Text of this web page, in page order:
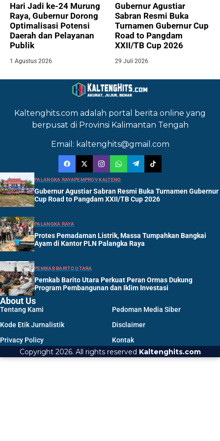
Hari Jadi ke-24 Murung
Raya, Gubernur Dorong
Optimalisasi Potensi
Daerah dan Pelayanan
Publik
1 Agustus 2026
Gubernur Agustiar
Sabran Resmi Buka
Turnamen Gubernur Cup
Road to Pangdam
XXII/TB Cup 2026
29 Juli 2026
Kaltenghits.com adalah portal berita online yang
berpusat di Provinsi Kalimantan Tengah
Email: kaltenghits@gmail.com
PALANGKA RAYAPEMPROV KALTENG
Gubernur Agustiar Sabran Resmi Buka Turnamen Gubernur
Cup Road to Pangdam XXII/TB Cup 2026
PALANGKA RAYA
Protes Pemadaman Listrik, Massa Tumpahkan Bangkai
Ayam di Kantor PLN Palangka Raya
PEMKAB BARITO UTARA
Pemkab Barito Utara Perkuat Peran Ormas Dukung
Program Pembangunan dan Iklim Investasi
About Us
Tentang Kami
Pedoman Media Siber
Kode Etik Jurnalistik
Disclaimer
Privacy Policy
Kontak
Copyright 2026. All rights reserved Kaltenghits.com